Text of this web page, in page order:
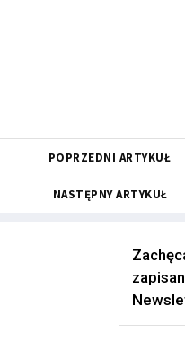
POPRZEDNI ARTYKUŁ
NASTĘPNY ARTYKUŁ